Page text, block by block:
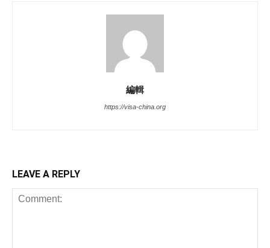
編輯
https://visa-china.org
LEAVE A REPLY